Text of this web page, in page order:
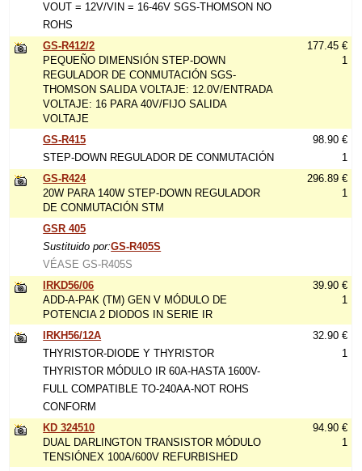
VOUT = 12V/VIN = 16-46V SGS-THOMSON NO
ROHS
GS-R412/2
PEQUEÑO DIMENSIÓN STEP-DOWN
REGULADOR DE CONMUTACIÓN SGS-
THOMSON SALIDA VOLTAJE: 12.0V/ENTRADA
VOLTAJE: 16 PARA 40V/FIJO SALIDA
VOLTAJE
177.45 €
1
GS-R415
STEP-DOWN REGULADOR DE CONMUTACIÓN
98.90 €
1
GS-R424
20W PARA 140W STEP-DOWN REGULADOR
DE CONMUTACIÓN STM
296.89 €
1
GSR 405
Sustituido por:GS-R405S
VÉASE GS-R405S
IRKD56/06
ADD-A-PAK (TM) GEN V MÓDULO DE
POTENCIA 2 DIODOS IN SERIE IR
39.90 €
1
IRKH56/12A
THYRISTOR-DIODE Y THYRISTOR
THYRISTOR MÓDULO IR 60A-HASTA 1600V-
FULL COMPATIBLE TO-240AA-NOT ROHS
CONFORM
32.90 €
1
KD 324510
DUAL DARLINGTON TRANSISTOR MÓDULO
TENSIÓNEX 100A/600V REFURBISHED
94.90 €
1